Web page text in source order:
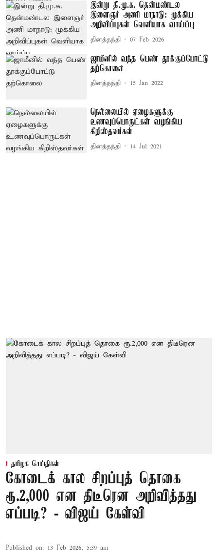
இன்று தி.மு.க. தென்மண்டல
இளைஞர் அணி மாநாடு: முக்கிய
அறிவிப்புகள் வெளியாக வாய்ப்பு
தினத்தந்தி 07 Feb 2026
ஜாமீனில் வந்த பெண் தூக்குப்போட்டு
தற்கொலை
தினத்தந்தி 15 Jan 2022
நெல்லையில் ஏழைகளுக்கு
உணவுப்பொருட்கள் வழங்கிய
கிறிஸ்தவர்கள்
தினத்தந்தி 14 Jul 2021
தமிழக செய்திகள்
கோடைக் கால சிறப்புத் தொகை
ரூ.2,000 என திடீரென அறிவித்தது
எப்படி? - விஜய் கேள்வி
Published on: 13 Feb 2026, 5:39 am